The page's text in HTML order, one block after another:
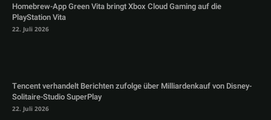
Homebrew-App Green Vita bringt Xbox Cloud Gaming auf die
PlayStation Vita
22. Juli 2026
Tencent verhandelt Berichten zufolge über Milliardenkauf von Disney-
Solitaire-Studio SuperPlay
22. Juli 2026